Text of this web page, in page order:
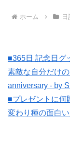
ホーム 日
■365日 記念日グ
素敵な自分だけ
anniversary - by
■プレゼントに何
変わり種の面白